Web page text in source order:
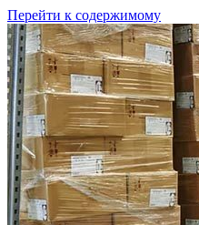
Перейти к содержимому